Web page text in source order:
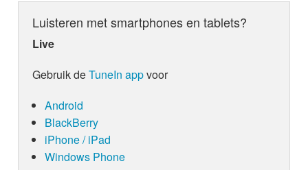
Luisteren met smartphones en tablets?
Live
Gebruik deTuneIn appvoor
Android
BlackBerry
iPhone / iPad
Windows Phone